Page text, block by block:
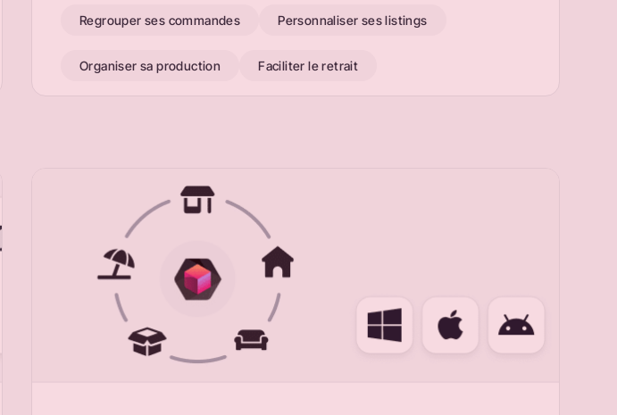
Regrouper ses commandes Personnaliser ses listings
Organiser sa production Faciliter le retrait